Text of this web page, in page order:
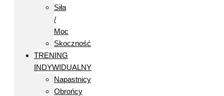
Siła
/
Moc
Skoczność
TRENING
INDYWIDUALNY
Napastnicy
Obrońcy